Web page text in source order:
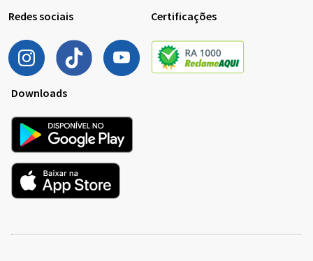
Redes sociais Certificações
Downloads